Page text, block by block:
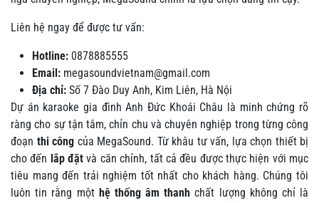
Liên hệ ngay để được tư vấn:
Hotline: 0878885555
Email: megasoundvietnam@gmail.com
Địa chỉ: Số 7 Đào Duy Anh, Kim Liên, Hà Nội
Dự án karaoke gia đình Anh Đức Khoái Châu là minh chứng rõ
ràng cho sự tận tâm, chỉn chu và chuyên nghiệp trong từng công
đoạn thi công của MegaSound. Từ khâu tư vấn, lựa chọn thiết bị
cho đến lắp đặt và căn chỉnh, tất cả đều được thực hiện với mục
tiêu mang đến trải nghiệm tốt nhất cho khách hàng. Chúng tôi
luôn tin rằng một hệ thống âm thanh chất lượng không chỉ là